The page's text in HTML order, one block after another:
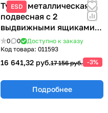
ESD
Тумба металлическая
подвесная с 2
выдвижными ящиками
233х580х490 мм ТПМ-2
0 0
Доступно к заказу
Код товара: 011593
16 641,32 руб.17 156 руб. -3%
Подробнее